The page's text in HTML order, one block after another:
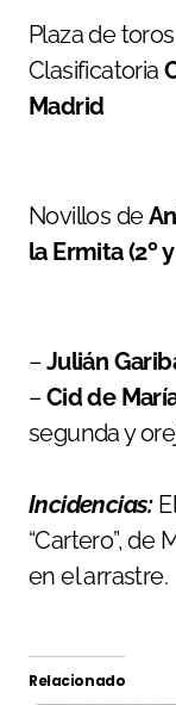
Plaza de
Clasificatoria
Madrid
Novillos de
la Ermita (2º y
–Julián
–Cid de
segunda y
Incidencias:
“Cartero”, de
en el arrastre.
Relacionado